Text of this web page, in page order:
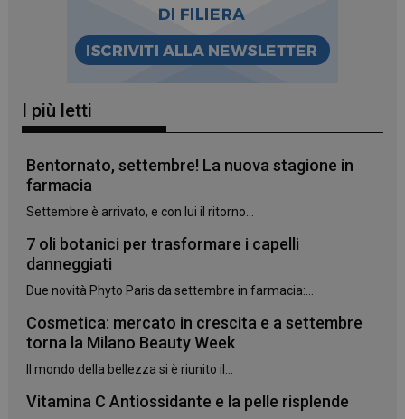
I più letti
Bentornato, settembre! La nuova stagione in
farmacia
Settembre è arrivato, e con lui il ritorno...
7 oli botanici per trasformare i capelli
danneggiati
Due novità Phyto Paris da settembre in farmacia:...
Cosmetica: mercato in crescita e a settembre
torna la Milano Beauty Week
Il mondo della bellezza si è riunito il...
Vitamina C Antiossidante e la pelle risplende